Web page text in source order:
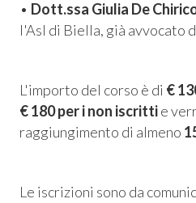
• Dott.ssa Giulia De
l'Asl di Biella, già avvocato
L'importo del corso è di €
€ 180 per i non iscrittie
raggiungimento di almeno
Le iscrizioni sono da